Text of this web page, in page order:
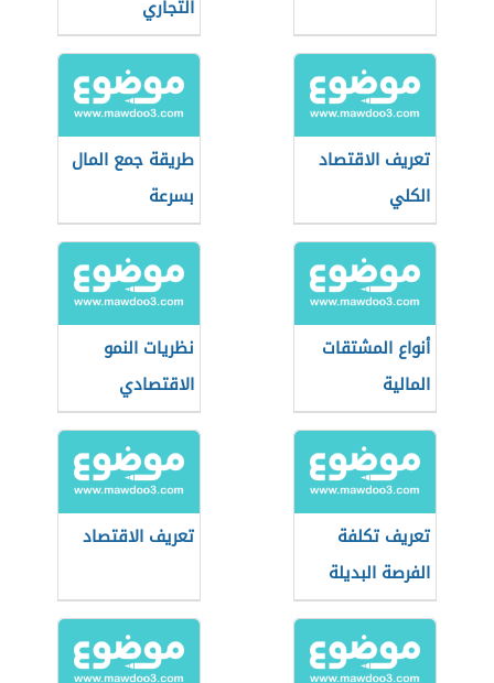
التجاري
تعريف الاقتصاد
الكلي
طريقة جمع المال
بسرعة
أنواع المشتقات
المالية
نظريات النمو
الاقتصادي
تعريف تكلفة
الفرصة البديلة
تعريف الاقتصاد